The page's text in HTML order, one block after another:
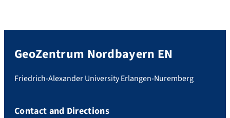
GeoZentrum Nordbayern EN
Friedrich-Alexander University Erlangen-Nuremberg
Contact and Directions